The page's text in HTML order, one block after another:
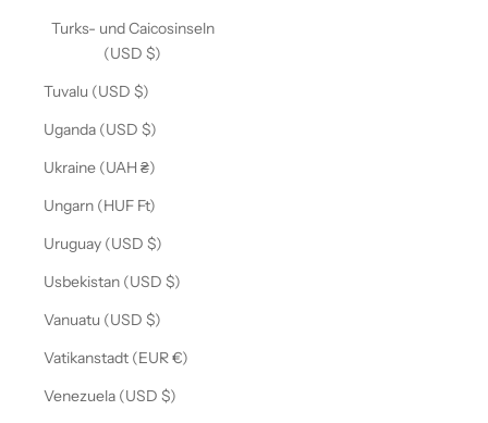
Turks- und Caicosinseln
(USD $)
Tuvalu (USD $)
Uganda (USD $)
Ukraine (UAH ₴)
Ungarn (HUF Ft)
Uruguay (USD $)
Usbekistan (USD $)
Vanuatu (USD $)
Vatikanstadt (EUR €)
Venezuela (USD $)